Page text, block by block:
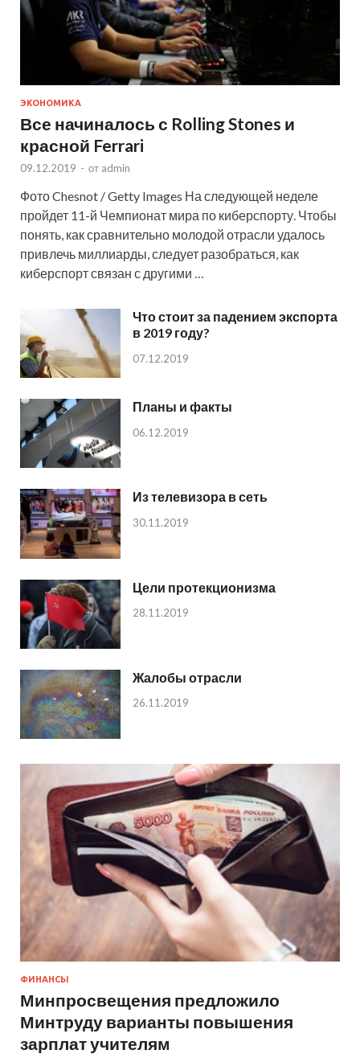
ЭКОНОМИКА
Все начиналось с Rolling Stones и
красной Ferrari
09.12.2019 - от admin
Фото Chesnot / Getty Images На следующей неделе
пройдет 11-й Чемпионат мира по киберспорту. Чтобы
понять, как сравнительно молодой отрасли удалось
привлечь миллиарды, следует разобраться, как
киберспорт связан с другими …
Что стоит за падением экспорта
в 2019 году?
07.12.2019
Планы и факты
06.12.2019
Из телевизора в сеть
30.11.2019
Цели протекционизма
28.11.2019
Жалобы отрасли
26.11.2019
ФИНАНСЫ
Минпросвещения предложило
Минтруду варианты повышения
зарплат учителям